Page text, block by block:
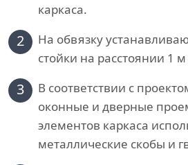
каркаса.
2
На обвязку
стойки на расстоянии 1 м
3
В соответствии с
оконные и дверные
элементов каркаса
металлические скобы и